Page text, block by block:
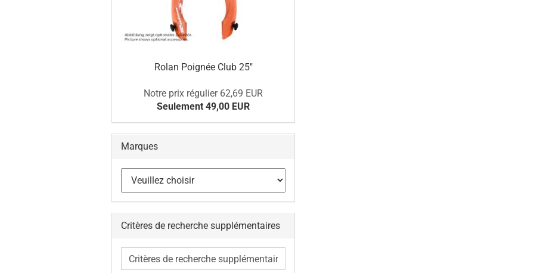
Rolan Poignée Club 25"
Notre prix régulier 62,69 EUR
Seulement 49,00 EUR
Marques
Critères de recherche supplémentaires
Critères